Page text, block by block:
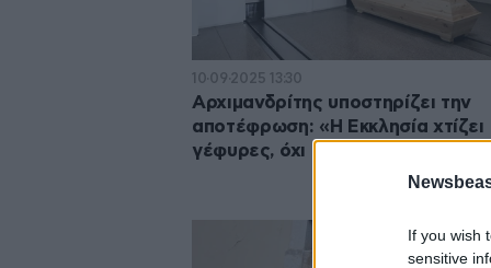
If you wish
sensitive
10·09·2025 13:30
Αρχιμανδρίτης υποστηρίζει την
αποτέφρωση: «Η Εκκλησία χτίζει
γέφυρες, όχι τείχη»